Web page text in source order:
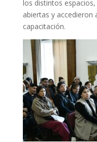
los distintos
abiertas y accedieron
capacitación.